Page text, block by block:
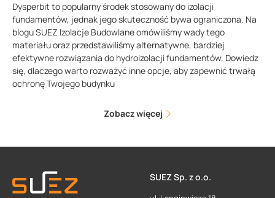
Dysperbit to popularny środek stosowany do izolacji
fundamentów, jednak jego skuteczność bywa ograniczona. Na
blogu SUEZ Izolacje Budowlane omówiliśmy wady tego
materiału oraz przedstawiliśmy alternatywne, bardziej
efektywne rozwiązania do hydroizolacji fundamentów. Dowiedz
się, dlaczego warto rozważyć inne opcje, aby zapewnić trwałą
ochronę Twojego budynku
Zobacz więcej
SUEZ Sp. z o.o.